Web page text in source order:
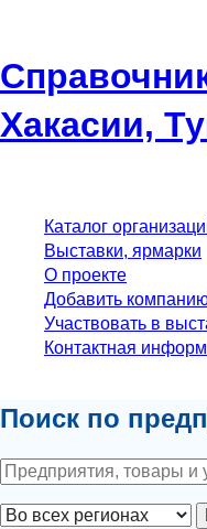
Хакасии,
Каталог
Выставки, ярмарки
О проекте
Добавить
Участвовать в
Контактная
Поиск по